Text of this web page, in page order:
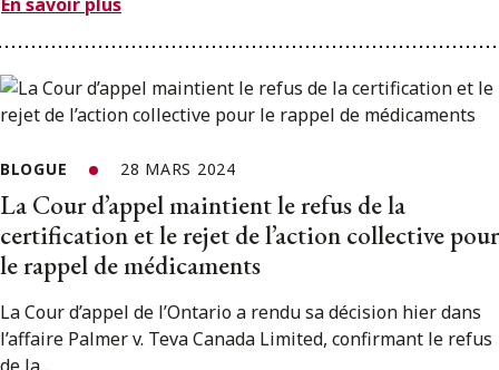
BLOGUE 28 MARS 2024
La Cour d’appel maintient le refus de la
certification et le rejet de l’action collective pour
le rappel de médicaments
La Cour d’appel de l’Ontario a rendu sa décision hier dans
l’affaire Palmer v. Teva Canada Limited, confirmant le refus